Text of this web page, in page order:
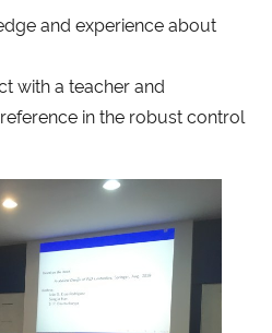
Direitos Humanos
and experience about
with a teacher and
in the robust control